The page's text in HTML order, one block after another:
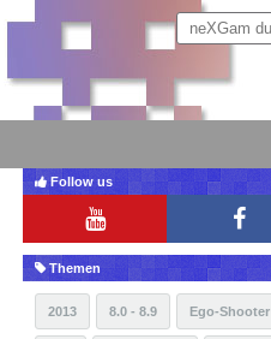
Follow us
Themen
2013 8.0 - 8.9 Ego-Shooter